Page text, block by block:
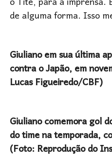
de alguma forma. Isso
Giuliano em sua última
contra o Japão, em
Lucas Figueiredo/CBF)
Giuliano comemora gol
do time na temporada,
(Foto: Reprodução do